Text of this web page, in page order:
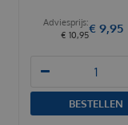
€ 10,95€ 9,95
BESTELLEN